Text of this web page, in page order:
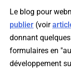
Le blog pour
publier (voir
donnant
formulaires en
développement